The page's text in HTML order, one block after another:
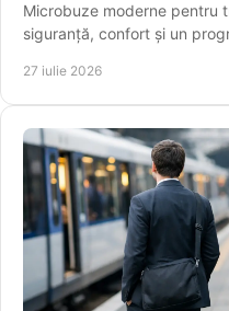
Microbuze moderne pentru
siguranță, confort și un
27 iulie 2026